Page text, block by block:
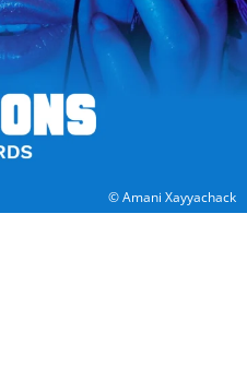
© Amani Xayyachack